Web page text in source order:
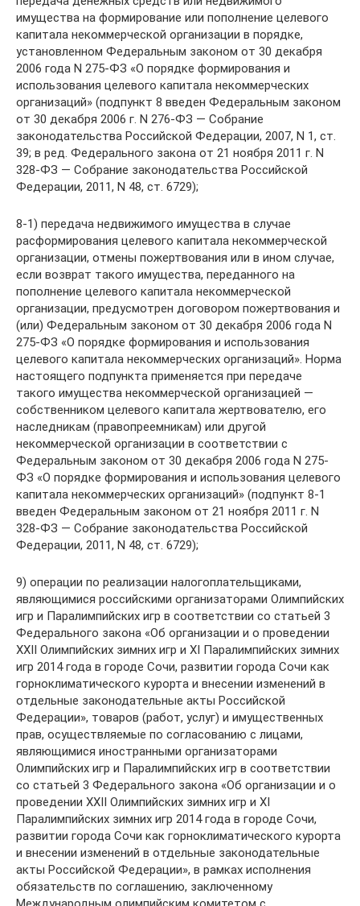
имущества на формирование или пополнение целевого
капитала некоммерческой организации в порядке,
установленном Федеральным законом от 30 декабря
2006 года N 275-ФЗ «О порядке формирования и
использования целевого капитала некоммерческих
организаций» (подпункт 8 введен Федеральным законом
от 30 декабря 2006 г. N 276-ФЗ — Собрание
законодательства Российской Федерации, 2007, N 1, ст.
39; в ред. Федерального закона от 21 ноября 2011 г. N
328-ФЗ — Собрание законодательства Российской
Федерации, 2011, N 48, ст. 6729);
8-1) передача недвижимого имущества в случае
расформирования целевого капитала некоммерческой
организации, отмены пожертвования или в ином случае,
если возврат такого имущества, переданного на
пополнение целевого капитала некоммерческой
организации, предусмотрен договором пожертвования и
(или) Федеральным законом от 30 декабря 2006 года N
275-ФЗ «О порядке формирования и использования
целевого капитала некоммерческих организаций». Норма
настоящего подпункта применяется при передаче
такого имущества некоммерческой организацией —
собственником целевого капитала жертвователю, его
наследникам (правопреемникам) или другой
некоммерческой организации в соответствии с
Федеральным законом от 30 декабря 2006 года N 275-
ФЗ «О порядке формирования и использования целевого
капитала некоммерческих организаций» (подпункт 8-1
введен Федеральным законом от 21 ноября 2011 г. N
328-ФЗ — Собрание законодательства Российской
Федерации, 2011, N 48, ст. 6729);
9) операции по реализации налогоплательщиками,
являющимися российскими организаторами Олимпийских
игр и Паралимпийских игр в соответствии со статьей 3
Федерального закона «Об организации и о проведении
XXII Олимпийских зимних игр и XI Паралимпийских зимних
игр 2014 года в городе Сочи, развитии города Сочи как
горноклиматического курорта и внесении изменений в
отдельные законодательные акты Российской
Федерации», товаров (работ, услуг) и имущественных
прав, осуществляемые по согласованию с лицами,
являющимися иностранными организаторами
Олимпийских игр и Паралимпийских игр в соответствии
со статьей 3 Федерального закона «Об организации и о
проведении XXII Олимпийских зимних игр и XI
Паралимпийских зимних игр 2014 года в городе Сочи,
развитии города Сочи как горноклиматического курорта
и внесении изменений в отдельные законодательные
акты Российской Федерации», в рамках исполнения
обязательств по соглашению, заключенному